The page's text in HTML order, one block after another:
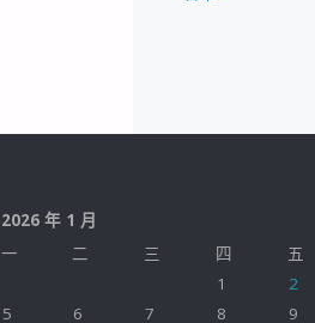
2026 年 1 月
一
二 三 四 五
1
2
5
6 7 8 9